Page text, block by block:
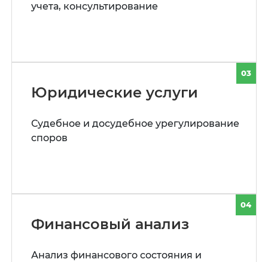
учета, консультирование
03
Юридические услуги
Судебное и досудебное урегулирование
споров
04
Финансовый анализ
Анализ финансового состояния и